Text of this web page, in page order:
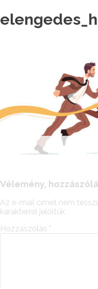
Vélemény,
Az e-mail címet nem
karakterrel jelöltük
Hozzászólás *